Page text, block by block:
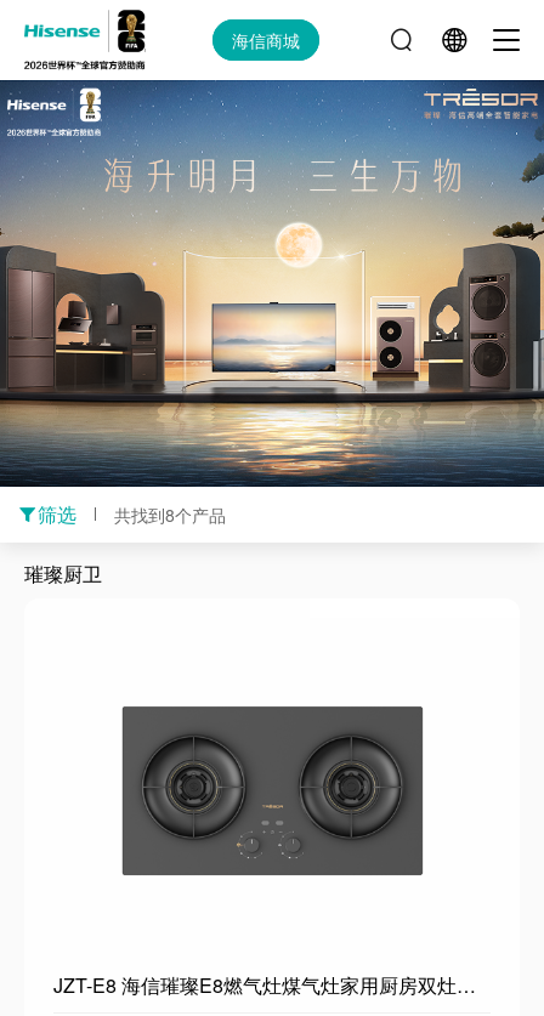
海信商城
筛选 共找到8个产品
璀璨厨卫
JZT-E8 海信璀璨E8燃气灶煤气灶家用厨房双灶台嵌入天然气炉灶具